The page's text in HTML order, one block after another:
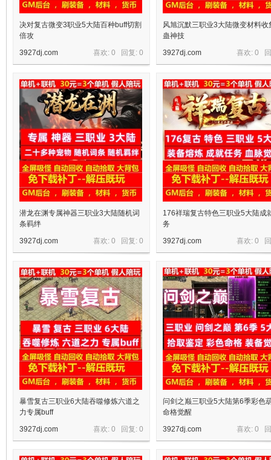
决对复古微变3职业5大陆百种buff切割
倍攻
喜欢: 0 回复: 0
3927dj.com
风旭沉默三职业3大陆微变材料收
蛊神技
喜欢: 0
3927dj.com
潜龙在渊专属神器三职业3大陆随机词
条羁绊
喜欢: 0 回复: 0
3927dj.com
176祥瑞复古特色三职业5大陆成
务
喜欢: 0
3927dj.com
暴雪复古三职业6大陆吞噬修炼六道之
力专属buff
喜欢: 0 回复: 0
3927dj.com
问剑之巅三职业5大陆第6季彩色
命格觉醒
喜欢: 0
3927dj.com